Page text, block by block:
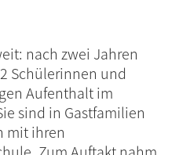
nach zwei Jahren
Schülerinnen und
Aufenthalt im
sind in Gastfamilien
mit ihren